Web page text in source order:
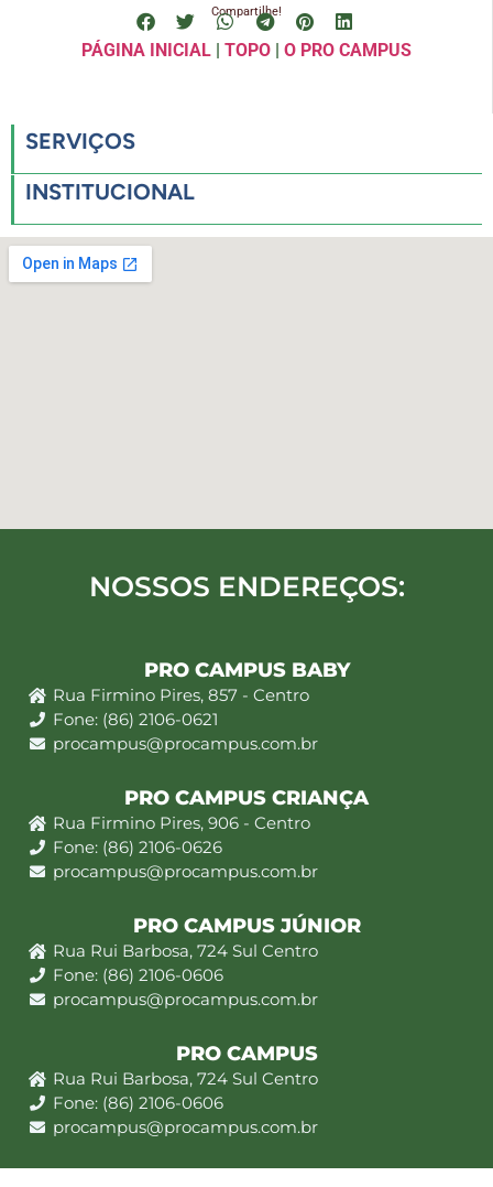
Compartilhe!
PÁGINA INICIAL| TOPO| O PRO CAMPUS
SERVIÇOS
INSTITUCIONAL
NOSSOS ENDEREÇOS:
PRO CAMPUS BABY
Rua Firmino Pires, 857 - Centro
Fone: (86) 2106-0621
procampus@procampus.com.br
PRO CAMPUS CRIANÇA
Rua Firmino Pires, 906 - Centro
Fone: (86) 2106-0626
procampus@procampus.com.br
PRO CAMPUS JÚNIOR
Rua Rui Barbosa, 724 Sul Centro
Fone: (86) 2106-0606
procampus@procampus.com.br
PRO CAMPUS
Rua Rui Barbosa, 724 Sul Centro
Fone: (86) 2106-0606
procampus@procampus.com.br